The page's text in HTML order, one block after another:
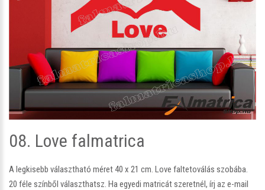
08. Love falmatrica
A legkisebb választható méret 40 x 21 cm. Love faltetoválás szobába.
20 féle színből választhatsz. Ha egyedi matricát szeretnél, írj az e-mail